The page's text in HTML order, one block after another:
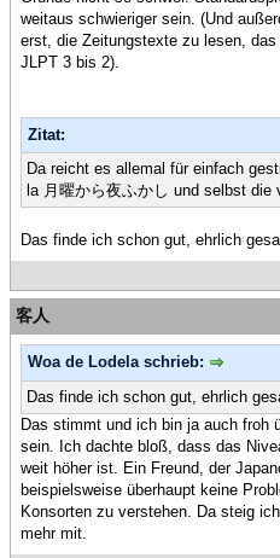
weitaus schwieriger sein. (Und
erst, die Zeitungstexte zu lesen,
JLPT 3 bis 2).
Zitat:
Da reicht es allemal für einfach
la 月曜から夜ふかし und selbst die
Das finde ich schon gut, ehrlich
客人
Woa de Lodela schrieb:
Das finde ich schon gut, ehrlich
Das stimmt und ich bin ja auch froh
sein. Ich dachte bloß, dass das
weit höher ist. Ein Freund, der
beispielsweise überhaupt keine
Konsorten zu verstehen. Da steig
mehr mit.